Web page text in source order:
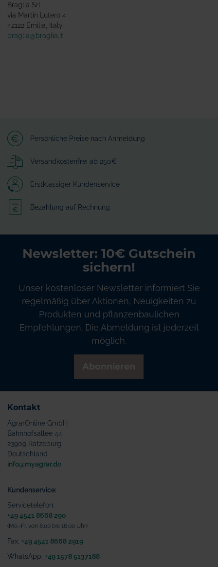
Braglia Srl
via Martin Lutero 4
42122 Emilia, Italy
braglia@braglia.it
Persönliche Preise nach Anmeldung
Versandkostenfrei ab 250€
Erstklassiger Kundenservice
Bezahlung auf Rechnung
Newsletter: 10€ Gutschein
sichern!
Unser kostenloser Newsletter informiert Sie
regelmäßig über Aktionen, Neuigkeiten zu
Produkten und pflanzenbaulichen
Empfehlungen. Die Abmeldung ist jederzeit
möglich.
Kontakt
AgrarOnline GmbH
Bahnhofsallee 44
23909 Ratzeburg
Deutschland
info@myagrar.de
Kundenservice:
Servicetelefon:
+49 4541 8668 290
(Mo.-Fr. von 8.00 bis 16.00 Uhr)
Fax: +49 4541 8668 2919
WhatsApp: +49 1578 5137188